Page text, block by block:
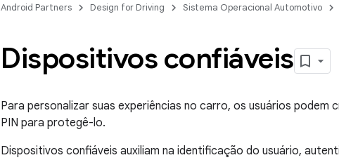
Android Partners Design for Driving Sistema Operacional Automotivo
Dispositivos confiáveis
Para personalizar suas experiências no carro, os usuários podem
PIN para protegê-lo.
Dispositivos confiáveis ​​auxiliam na identificação do usuário,